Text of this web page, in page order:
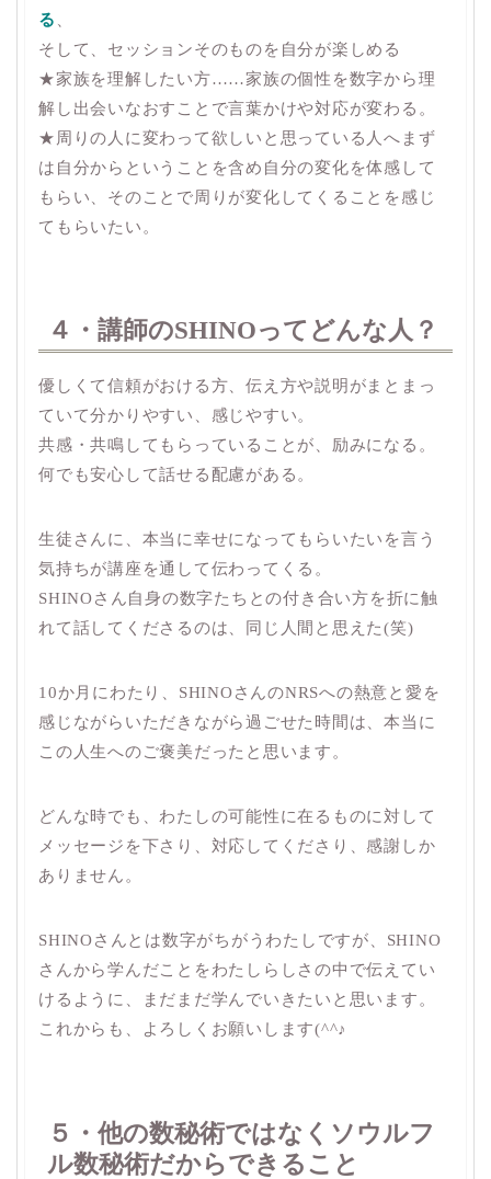
る
そして、セッションそのものを自分が楽しめる
★家族を理解したい方……家族の個性を数字から理
解し出会いなおすことで言葉かけや対応が変わる。
★周りの人に変わって欲しいと思っている人へまず
は自分からということを含め自分の変化を体感して
もらい、そのことで周りが変化してくることを感じ
てもらいたい。
４・講師のSHINOってどんな人？
優しくて信頼がおける方、伝え方や説明がまとまっ
ていて分かりやすい、感じやすい。
共感・共鳴してもらっていることが、励みになる。
何でも安心して話せる配慮がある。
生徒さんに、本当に幸せになってもらいたいを言う
気持ちが講座を通して伝わってくる。
SHINOさん自身の数字たちとの付き合い方を折に触
れて話してくださるのは、同じ人間と思えた(笑)
10か月にわたり、SHINOさんのNRSへの熱意と愛を
感じながらいただきながら過ごせた時間は、本当に
この人生へのご褒美だったと思います。
どんな時でも、わたしの可能性に在るものに対して
メッセージを下さり、対応してくださり、感謝しか
ありません。
SHINOさんとは数字がちがうわたしですが、SHINO
さんから学んだことをわたしらしさの中で伝えてい
けるように、まだまだ学んでいきたいと思います。
これからも、よろしくお願いします(^^♪
５・他の数秘術ではなくソウルフ
ル数秘術だからできること